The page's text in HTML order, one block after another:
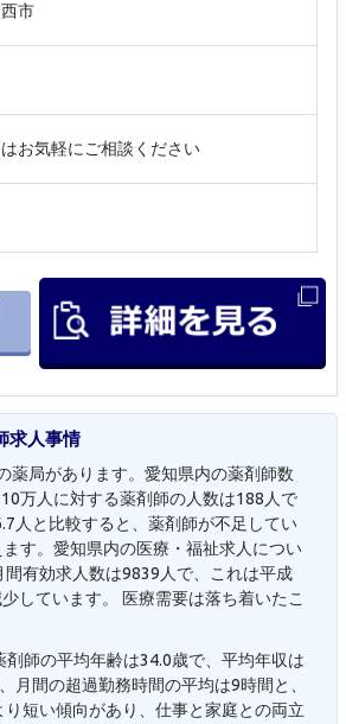
市
お気軽にご相談ください
求人事情
薬局があります。愛知県内の薬剤師数
万人に対する薬剤師の人数は188人で
人と比較すると、薬剤師が不足してい
す。愛知県内の医療・福祉求人につい
間有効求人数は9839人で、これは平成
しています。 医療需要は落ち着いたこ
剤師の平均年齢は34.0歳で、平均年収は
月間の超過勤務時間の平均は9時間と、
短い傾向があり、仕事と家庭との両立